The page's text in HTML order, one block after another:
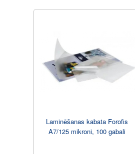
Laminēšanas kabata Forofis
A7/125 mikroni, 100 gabali